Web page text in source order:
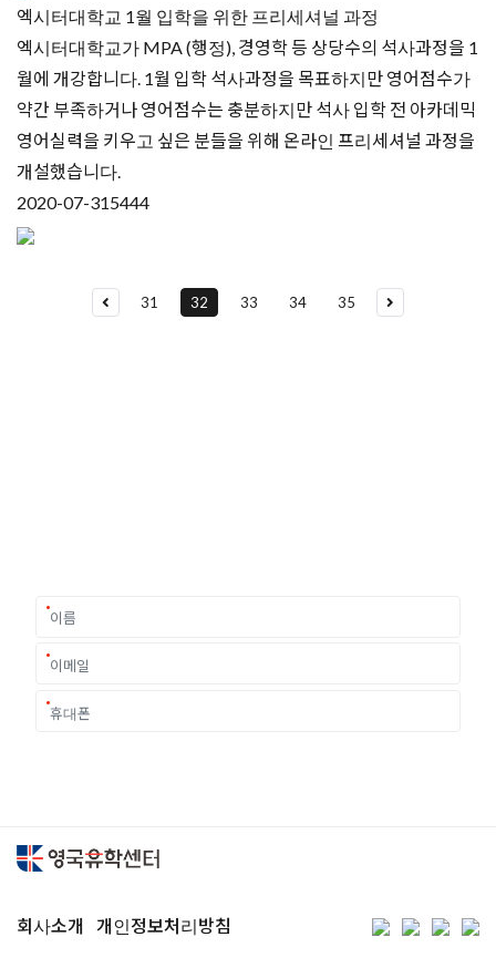
엑시터대학교 1월 입학을 위한 프리세셔널 과정
엑시터대학교가 MPA (행정), 경영학 등 상당수의 석사과정을 1
월에 개강합니다. 1월 입학 석사과정을 목표하지만 영어점수가
약간 부족하거나 영어점수는 충분하지만 석사 입학 전 아카데믹
영어실력을 키우고 싶은 분들을 위해 온라인 프리세셔널 과정을
개설했습니다.
2020-07-315444
31 32 33 34 35
회사소개 개인정보처리방침